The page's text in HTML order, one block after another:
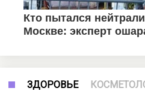
ЗДОРОВЬЕ